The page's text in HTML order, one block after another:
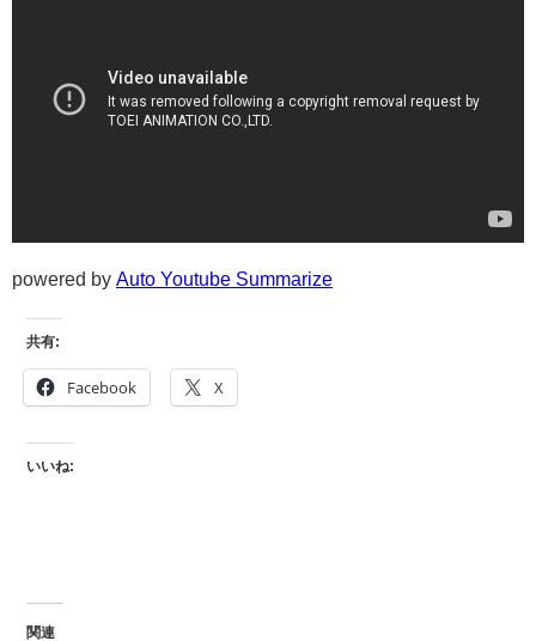
powered by Auto Youtube Summarize
共有:
Facebook X
いいね:
関連